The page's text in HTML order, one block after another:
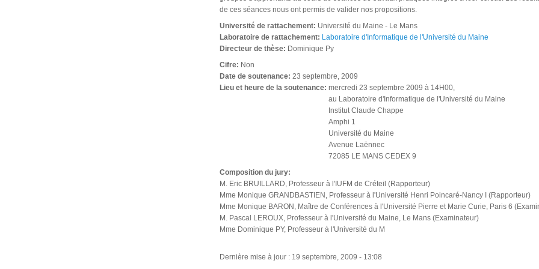
de ces séances nous ont permis de valider nos propositions.
Université de rattachement: Université du Maine - Le Mans
Laboratoire de rattachement: Laboratoire d'Informatique de l'Université du Maine
Directeur de thèse: Dominique Py
Cifre: Non
Date de soutenance: 23 septembre, 2009
Lieu et heure de la soutenance: mercredi 23 septembre 2009 à 14H00,
au Laboratoire d'Informatique de l'Université du Maine
Institut Claude Chappe
Amphi 1
Université du Maine
Avenue Laënnec
72085 LE MANS CEDEX 9
Composition du jury:
M. Eric BRUILLARD, Professeur à l'IUFM de Créteil (Rapporteur)
Mme Monique GRANDBASTIEN, Professeur à l'Université Henri Poincaré-Nancy I (Rapporteur)
Mme Monique BARON, Maître de Conférences à l'Université Pierre et Marie Curie, Paris 6
M. Pascal LEROUX, Professeur à l'Université du Maine, Le Mans (Examinateur)
Mme Dominique PY, Professeur à l'Université du M
Dernière mise à jour : 19 septembre, 2009 - 13:08